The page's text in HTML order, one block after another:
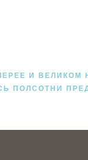
И ВЕЛИКОМ
ПОЛСОТНИ